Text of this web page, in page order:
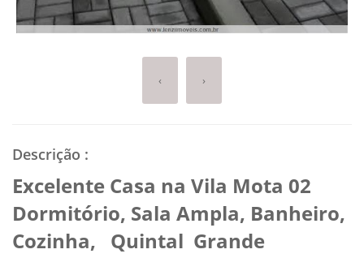
‹ ›
Descrição :
Excelente Casa na Vila Mota 02
Dormitório, Sala Ampla, Banheiro,
Cozinha, Quintal Grande